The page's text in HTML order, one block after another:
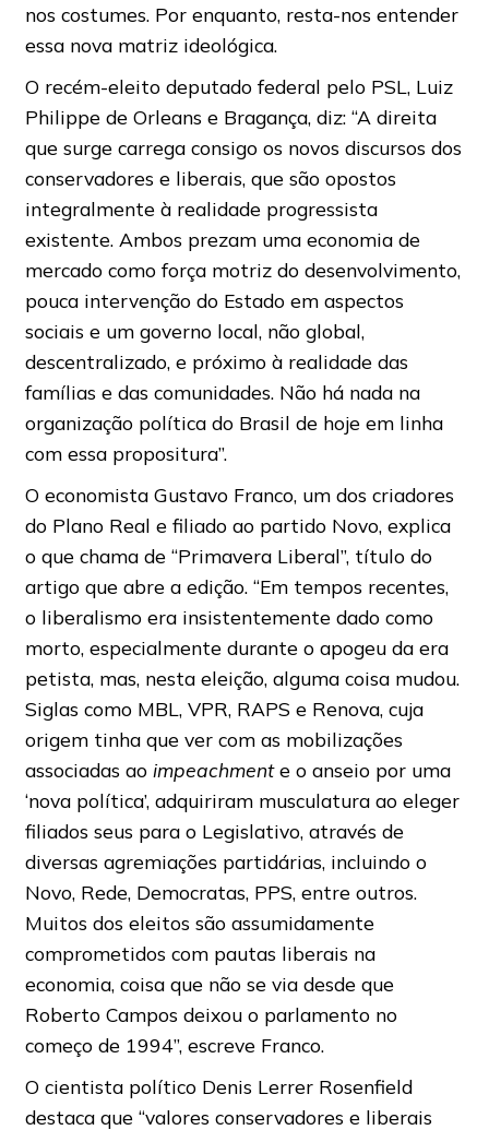
nos costumes. Por enquanto, resta-nos entender
essa nova matriz ideológica.
O recém-eleito deputado federal pelo PSL, Luiz
Philippe de Orleans e Bragança, diz: “A direita
que surge carrega consigo os novos discursos dos
conservadores e liberais, que são opostos
integralmente à realidade progressista
existente. Ambos prezam uma economia de
mercado como força motriz do desenvolvimento,
pouca intervenção do Estado em aspectos
sociais e um governo local, não global,
descentralizado, e próximo à realidade das
famílias e das comunidades. Não há nada na
organização política do Brasil de hoje em linha
com essa propositura”.
O economista Gustavo Franco, um dos criadores
do Plano Real e filiado ao partido Novo, explica
o que chama de “Primavera Liberal”, título do
artigo que abre a edição. “Em tempos recentes,
o liberalismo era insistentemente dado como
morto, especialmente durante o apogeu da era
petista, mas, nesta eleição, alguma coisa mudou.
Siglas como MBL, VPR, RAPS e Renova, cuja
origem tinha que ver com as mobilizações
associadas ao impeachmente o anseio por uma
‘nova política’, adquiriram musculatura ao eleger
filiados seus para o Legislativo, através de
diversas agremiações partidárias, incluindo o
Novo, Rede, Democratas, PPS, entre outros.
Muitos dos eleitos são assumidamente
comprometidos com pautas liberais na
economia, coisa que não se via desde que
Roberto Campos deixou o parlamento no
começo de 1994”, escreve Franco.
O cientista político Denis Lerrer Rosenfield
destaca que “valores conservadores e liberais